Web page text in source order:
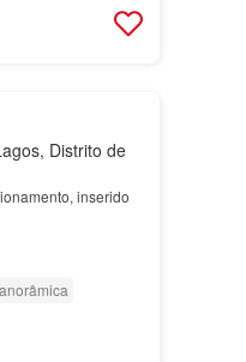
Distrito de
inserido